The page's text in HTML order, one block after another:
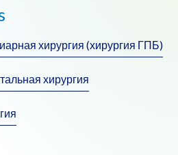
хирургия (хирургия ГПБ)
хирургия